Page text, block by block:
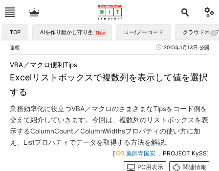
TOP AIを作り動かし守り生かす ロー/ノーコード クラウドネイ
連載 2015年1月13日 公開
Excelリストボックスで複数列を表示して値を選択
する
VBA／マクロ便利Tips
業務効率化に役立つVBA／マクロのさまざまなTipsをコード例を
交えて紹介していきます。今回は、複数列のリストボックスを表
示するColumnCount／ColumnWidthsプロパティの使い方に加
え、Listプロパティでデータを取得する方法を解説。
[ 薬師寺国安 ，PROJECT KySS]
PC用表示
関連情報